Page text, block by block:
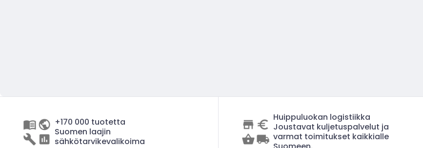
+170 000 tuotetta
Suomen laajin
sähkötarvikevalikoima
Huippuluokan logistiikka
Joustavat kuljetuspalvelut ja
varmat toimitukset kaikkialle